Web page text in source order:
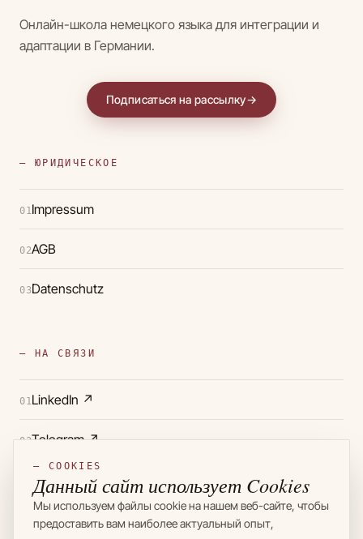
Онлайн-школа немецкого языка для интеграции и
адаптации в Германии.
Подписаться на рассылку→
— ЮРИДИЧЕСКОЕ
01Impressum
02AGB
03Datenschutz
— НА СВЯЗИ
01LinkedIn ↗
02Telegram ↗
Instagram↗
— COOKIES
Данный сайт использует Cookies
Мы используем файлы cookie на нашем веб-сайте, чтобы
предоставить вам наиболее актуальный опыт,